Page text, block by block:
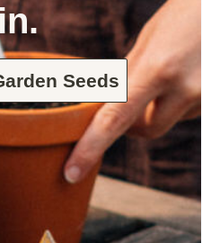
Seeds